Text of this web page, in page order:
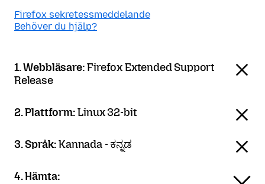
Firefox sekretessmeddelande
Behöver du hjälp?
1. Webbläsare:Firefox Extended Support
Release
2. Plattform:Linux 32-bit
3. Språk:Kannada - ಕನ್ನಡ
4. Hämta: